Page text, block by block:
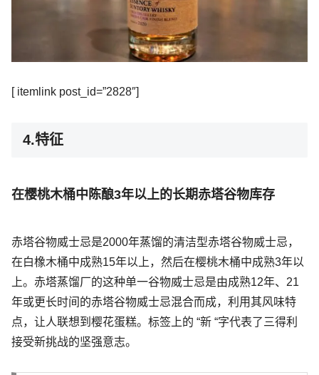
[ itemlink post_id=”2828″]
4.特征
在樱桃木桶中陈酿3年以上的长期赤塔谷物库存
赤塔谷物威士忌是2000年蒸馏的清洁型赤塔谷物威士忌，
在白橡木桶中成熟15年以上，然后在樱桃木桶中成熟3年以
上。赤塔蒸馏厂的这种单一谷物威士忌是由成熟12年、21
年或更长时间的赤塔谷物威士忌混合而成，利用其风味特
点，让人联想到樱花蛋糕。标签上的 “新 “字代表了三得利
接受新挑战的坚强意志。